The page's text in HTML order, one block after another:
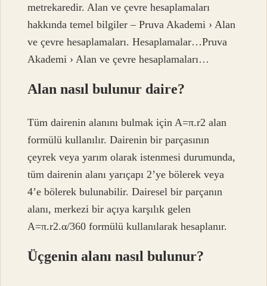
metrekaredir. Alan ve çevre hesaplamaları
hakkında temel bilgiler – Pruva Akademi › Alan
ve çevre hesaplamaları. Hesaplamalar…Pruva
Akademi › Alan ve çevre hesaplamaları…
Alan nasıl bulunur daire?
Tüm dairenin alanını bulmak için A=π.r2 alan
formülü kullanılır. Dairenin bir parçasının
çeyrek veya yarım olarak istenmesi durumunda,
tüm dairenin alanı yarıçapı 2’ye bölerek veya
4’e bölerek bulunabilir. Dairesel bir parçanın
alanı, merkezi bir açıya karşılık gelen
A=π.r2.α/360 formülü kullanılarak hesaplanır.
Üçgenin alanı nasıl bulunur?